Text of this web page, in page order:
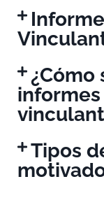
¿Cómo
Tipos